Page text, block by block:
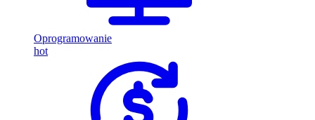
Oprogramowanie
hot